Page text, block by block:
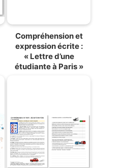
Compréhension et
expression écrite :
« Lettre d’une
étudiante à Paris »